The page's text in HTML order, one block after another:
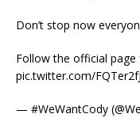
Don’t stop now
Follow the official page
pic.twitter.com/
— #WeWantCody